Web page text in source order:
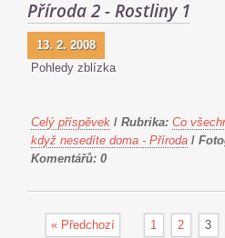
Příroda 2 - Rostliny 1
13. 2. 2008
Pohledy zblízka
Celý příspěvek / Rubrika: Co
když nesedíte doma - Příroda /
Komentářů: 0
« Předchozí 1 2 3